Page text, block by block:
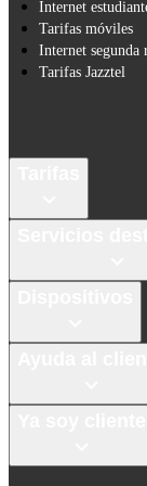
Internet
Tarifas móviles
Internet segunda
Tarifas Jazztel